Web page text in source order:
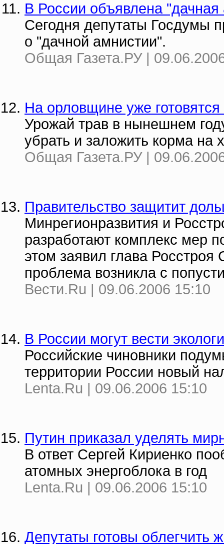
В России объявлена "дачная
Сегодня депутаты Госдумы
о "дачной амнистии".
Общая Газета.РУ |
На орловщине уже готовятся
Урожай трав в нынешнем
убрать и заложить корма на
Общая Газета.РУ |
Правительство защитит
Минрегионразвития и
разработают комплекс мер
этом заявил глава Росстроя
проблема возникла с
Вести.Ru | 09.06.2006 15:10
В России могут вести
Российские чиновники
территории России новый
Lenta.Ru | 09.06.2006 15:10
Путин приказал уделять
В ответ Сергей Кириенко
атомных энергоблока в год
Lenta.Ru | 09.06.2006 15:10
Депутаты готовы облегчить